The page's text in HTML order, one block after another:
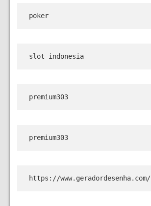
poker
slot indonesia
premium303
premium303
https://www.geradordesenha.com/